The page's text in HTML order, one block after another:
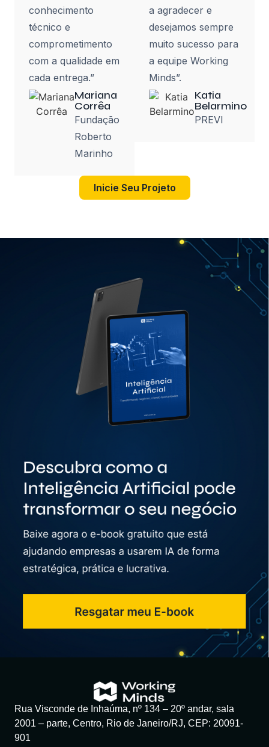
conhecimento
técnico e
comprometimento
com a qualidade em
cada entrega.”
Mariana
Corrêa
Fundação
Roberto
Marinho
a agradecer e
desejamos sempre
muito sucesso para
a equipe Working
Minds”.
Katia
Belarmino
PREVI
Inicie Seu Projeto
Rua Visconde de Inhaúma, nº 134 – 20º andar, sala
2001 – parte, Centro, Rio de Janeiro/RJ, CEP: 20091-
901